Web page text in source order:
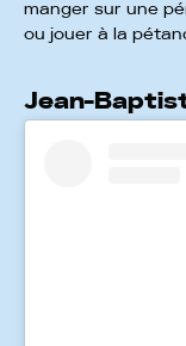
manger sur une
ou jouer à la
Jean-